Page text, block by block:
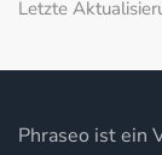
Letzte
Phraseo ist ein